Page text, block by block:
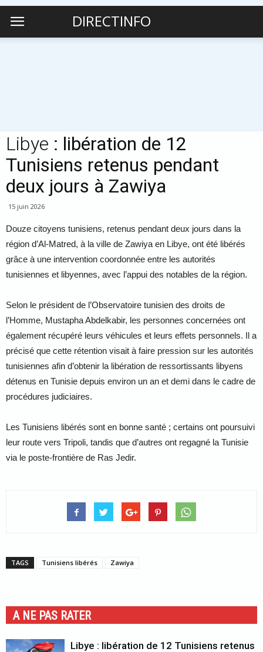
DIRECTINFO
Libye : libération de 12
Tunisiens retenus pendant
deux jours à Zawiya
15 juin 2026
Douze citoyens tunisiens, retenus pendant deux jours dans la
région d’Al-Matred, à la ville de Zawiya en Libye, ont été libérés
grâce à une intervention coordonnée entre les autorités
tunisiennes et libyennes, avec l’appui des notables de la région.
Selon le président de l’Observatoire tunisien des droits de
l’Homme, Mustapha Abdelkabir, les personnes concernées ont
également récupéré leurs véhicules et leurs effets personnels. Il a
précisé que cette rétention visait à faire pression sur les autorités
tunisiennes afin d’obtenir la libération de ressortissants libyens
détenus en Tunisie depuis environ un an et demi dans le cadre de
procédures judiciaires.
Les Tunisiens libérés sont en bonne santé ; certains ont poursuivi
leur route vers Tripoli, tandis que d’autres ont regagné la Tunisie
via le poste-frontière de Ras Jedir.
TAGS Tunisiens libérés Zawiya
A NE PAS RATER
Libye : libération de 12 Tunisiens retenus